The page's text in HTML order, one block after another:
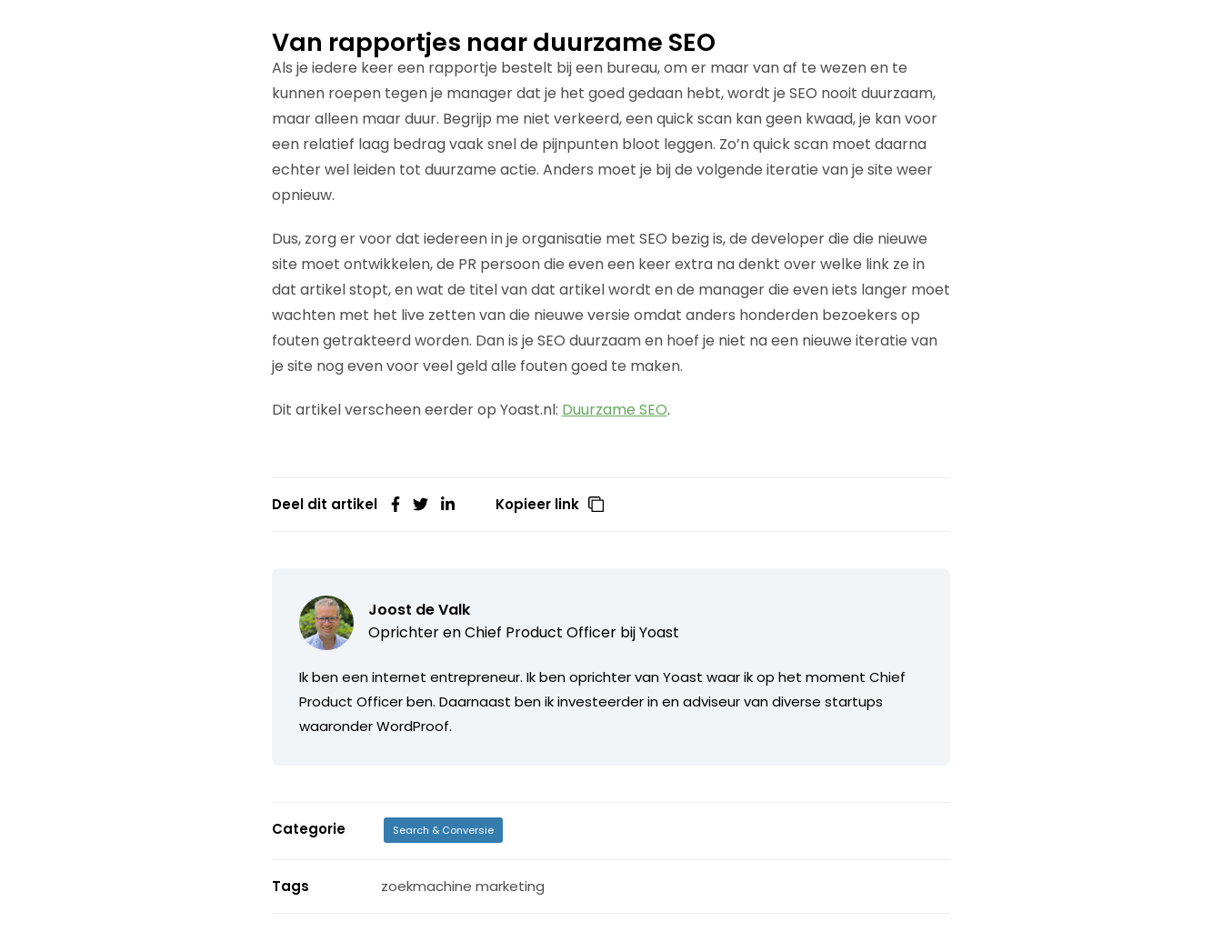
Van rapportjes naar duurzame SEO
Als je iedere keer een rapportje bestelt bij een bureau, om er maar van af te wezen en te
kunnen roepen tegen je manager dat je het goed gedaan hebt, wordt je SEO nooit duurzaam,
maar alleen maar duur. Begrijp me niet verkeerd, een quick scan kan geen kwaad, je kan voor
een relatief laag bedrag vaak snel de pijnpunten bloot leggen. Zo’n quick scan moet daarna
echter wel leiden tot duurzame actie. Anders moet je bij de volgende iteratie van je site weer
opnieuw.
Dus, zorg er voor dat iedereen in je organisatie met SEO bezig is, de developer die die nieuwe
site moet ontwikkelen, de PR persoon die even een keer extra na denkt over welke link ze in
dat artikel stopt, en wat de titel van dat artikel wordt en de manager die even iets langer moet
wachten met het live zetten van die nieuwe versie omdat anders honderden bezoekers op
fouten getrakteerd worden. Dan is je SEO duurzaam en hoef je niet na een nieuwe iteratie van
je site nog even voor veel geld alle fouten goed te maken.
Dit artikel verscheen eerder op Yoast.nl: Duurzame SEO.
Deel dit artikel Kopieer link
Joost de Valk
Oprichter en Chief Product Officer bijYoast
Ik ben een internet entrepreneur. Ik ben oprichter van Yoast waar ik op het moment Chief
Product Officer ben. Daarnaast ben ik investeerder in en adviseur van diverse startups
waaronder WordProof.
Categorie Search & Conversie
Tags zoekmachine marketing